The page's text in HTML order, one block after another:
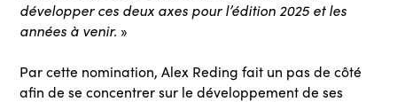
développer ces deux axes pour l’édition 2025 et les
années à venir. »
Par cette nomination, Alex Reding fait un pas de côté
afin de se concentrer sur le développement de ses